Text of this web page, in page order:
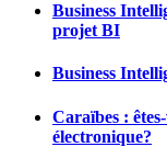
Business
projet BI
Business
Caraïbes :
électronique?